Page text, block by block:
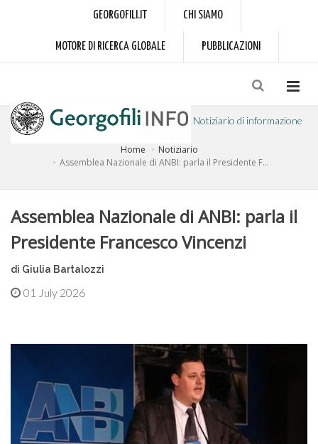
GEORGOFILI.IT CHI SIAMO
MOTORE DI RICERCA GLOBALE PUBBLICAZIONI
Notiziario di informazione
a cura dell'Accademia dei Georgofili
Home
Notiziario
Assemblea Nazionale di ANBI: parla il Presidente F...
Assemblea Nazionale di ANBI: parla il
Presidente Francesco Vincenzi
di Giulia Bartalozzi
01 July 2026